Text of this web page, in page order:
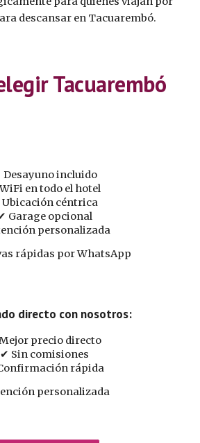
descansar en Tacuarembó.
Tacuarembó
Desayuno incluido
en todo el hotel
céntrica
Garage opcional
personalizada
rápidas por WhatsApp
directo con nosotros:
precio directo
✔ Sin comisiones
rápida
personalizada